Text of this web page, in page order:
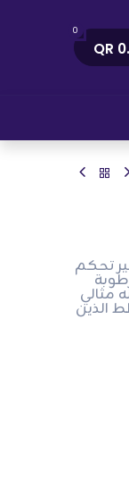
0
تحكم
تمتص الرطوبة
مثالي
الذين